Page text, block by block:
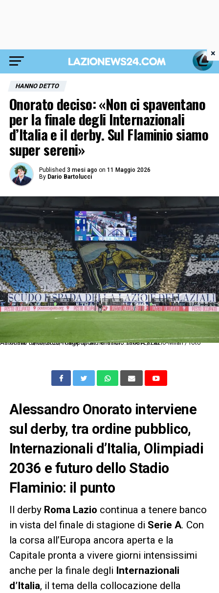
HANNO DETTO
Onorato deciso: «Non ci spaventano
per la finale degli Internazionali
d’Italia e il derby. Sul Flaminio siamo
super sereni»
Published 3 mesi ago on 11 Maggio 2026
By Dario Bartolucci
As Roma 15/03/2026 - campionato di calcio serie A / Lazio-Milan / foto Antonello Sammarco/Image Sport nella foto: tifosi Lazio
Alessandro Onorato interviene
sul derby, tra ordine pubblico,
Internazionali d’Italia, Olimpiadi
2036 e futuro dello Stadio
Flaminio: il punto
Il derby Roma Lazio continua a tenere banco
in vista del finale di stagione di Serie A. Con
la corsa all’Europa ancora aperta e la
Capitale pronta a vivere giorni intensissimi
anche per la finale degli Internazionali
d’Italia, il tema della collocazione della
×